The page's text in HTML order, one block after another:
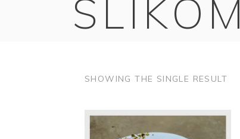
SLIKOM
SHOWING THE SINGLE RESULT